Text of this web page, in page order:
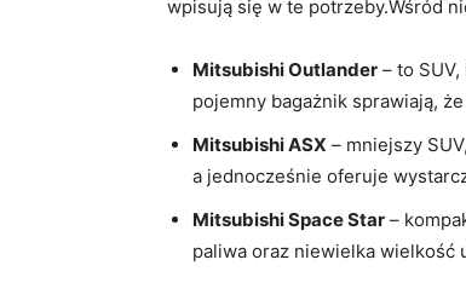
wpisują się w te potrzeby.Wśród
Mitsubishi Outlander – to
pojemny bagażnik sprawiają,
Mitsubishi ASX – mniejszy
a jednocześnie oferuje
Mitsubishi Space Star –
paliwa oraz niewielka wielkość